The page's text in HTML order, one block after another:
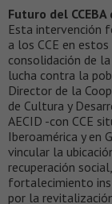
Futuro del
Esta intervención
a los CCE en
consolidación de
lucha contra la
Director de la
de Cultura y
AECID -con CCE
Iberoamérica y en
vincular la
recuperación
fortalecimiento
por la